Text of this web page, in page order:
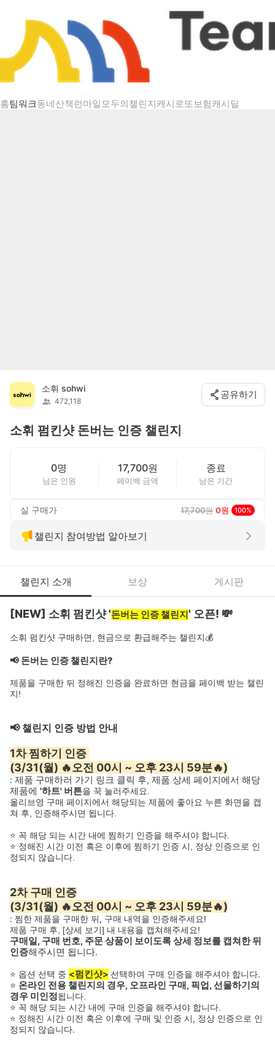
홈팀워크동네산책 런마일모두의챌린지캐시로또보험캐시딜
챌린지 상세
소휘 sohwi
472,118
공유하기
소휘 펌킨샷 돈버는 인증 챌린지
0명
남은 인원
17,700원
페이백 금액
종료
남은 기간
실 구매가 17,700원 0원 100%
챌린지 참여방법 알아보기
챌린지 소개 보상 게시판
[NEW] 소휘 펌킨샷 '돈버는 인증 챌린지' 오픈! 💸
소휘 펌킨샷 구매하면, 현금으로 환급해주는 챌린지💰
📢 돈버는 인증 챌린지란?
제품을 구매한 뒤 정해진 인증을 완료하면 현금을 페이백 받는 챌린
지!
📢 챌린지 인증 방법 안내
1차 찜하기 인증
(3/31(월) 🔥오전 00시 ~ 오후 23시 59분🔥)
: 제품 구매하러 가기 링크 클릭 후, 제품 상세 페이지에서 해당
제품에 '하트' 버튼을 꾹 눌러주세요.
올리브영 구매 페이지에서 해당되는 제품에 좋아요 누른 화면을 캡
쳐 후, 인증해주시면 됩니다.
⭐ 꼭 해당 되는 시간 내에 찜하기 인증을 해주셔야 합니다.
⭐ 정해진 시간 이전 혹은 이후에 찜하기 인증 시, 정상 인증으로 인
정되지 않습니다.
2차 구매 인증
(3/31(월) 🔥오전 00시 ~ 오후 23시 59분🔥)
: 찜한 제품을 구매한 뒤, 구매 내역을 인증해주세요!
제품 구매 후, [상세 보기] 내 내용을 캡쳐해주세요!
구매일, 구매 번호, 주문 상품이 보이도록 상세 정보를 캡쳐한 뒤
인증해주시면 됩니다.
⭐ 옵션 선택 중 <펌킨샷> 선택하여 구매 인증을 해주셔야 합니다.
⭐ 온라인 전용 챌린지의 경우, 오프라인 구매, 픽업, 선물하기의
경우 미인정됩니다.
⭐ 꼭 해당 되는 시간 내에 구매 인증을 해주셔야 합니다.
⭐ 정해진 시간 이전 혹은 이후에 구매 및 인증 시, 정상 인증으로 인
정되지 않습니다.